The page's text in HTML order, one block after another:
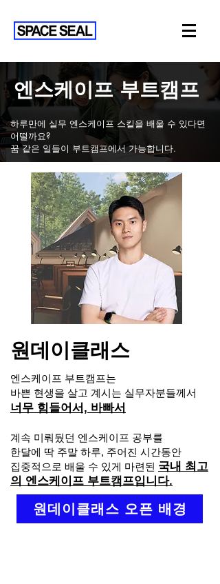
엔스케이프 부트캠프
하루만에 실무 엔스케이프 스킬을 배울 수 있다면
어떨까요?
​꿈 같은 일들이 부트캠프에서 가능합니다.
원데이클래스
엔스케이프 부트캠프는
바쁜 현생을 살고 계시는 실무자분들께서
너무 힘들어서, 바빠서
계속 미뤄뒀던 엔스케이프 공부를
한달에 딱 주말 하루, 주어진 시간동안
집중적으로 배울 수 있게 마련된 국내 최고
의 엔스케이프 부트캠프입니다.
원데이클래스 오픈 배경